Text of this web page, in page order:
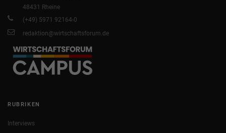
48431 Rheine
(+49) 5971 92164-0
redaktion@wirtschaftsforum.de
RUBRIKEN
Interviews